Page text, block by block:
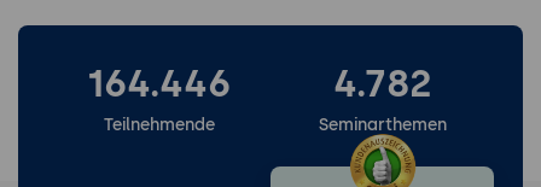
164.446
Teilnehmende
4.782
Seminarthemen